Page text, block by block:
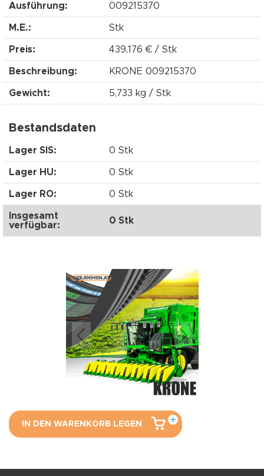
Ausführung: 009215370
M.E.: Stk
Preis: 439,176 € / Stk
Beschreibung: KRONE 009215370
Gewicht: 5,733 kg / Stk
Bestandsdaten
Lager SIS: 0 Stk
Lager HU: 0 Stk
Lager RO: 0 Stk
Insgesamt
verfügbar:
0 Stk
IN DEN WARENKORB LEGEN